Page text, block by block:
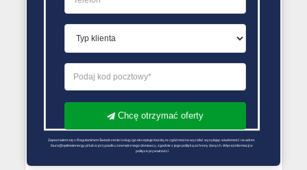
Chcę otrzymać oferty
Zapoznałem się z Regulaminem Świadczenie Usług i go akceptuję Każdą ze zgód można wycofać wysyłając wiadomość na adres
biuro@optimalenergy.pl lub w przypadku zewnętrznego dostawcy, zgodnie z jego polityką ochrony danych. Więcej informacji w
polityce prywatności